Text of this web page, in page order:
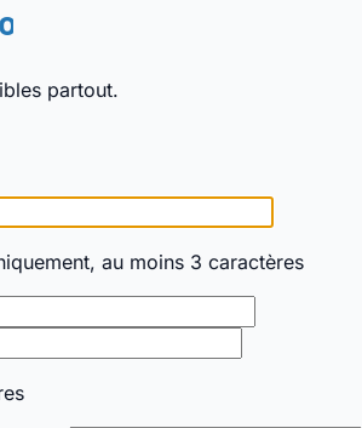
partout.
au moins 3 caractères